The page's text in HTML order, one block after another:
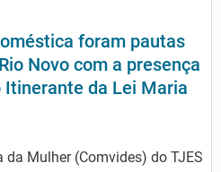
foram pautas
Novo com a presença
da Lei Maria
da Mulher (Comvides) do TJES